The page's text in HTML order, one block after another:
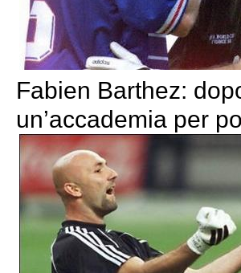
Fabien Barthez:
un’accademia per